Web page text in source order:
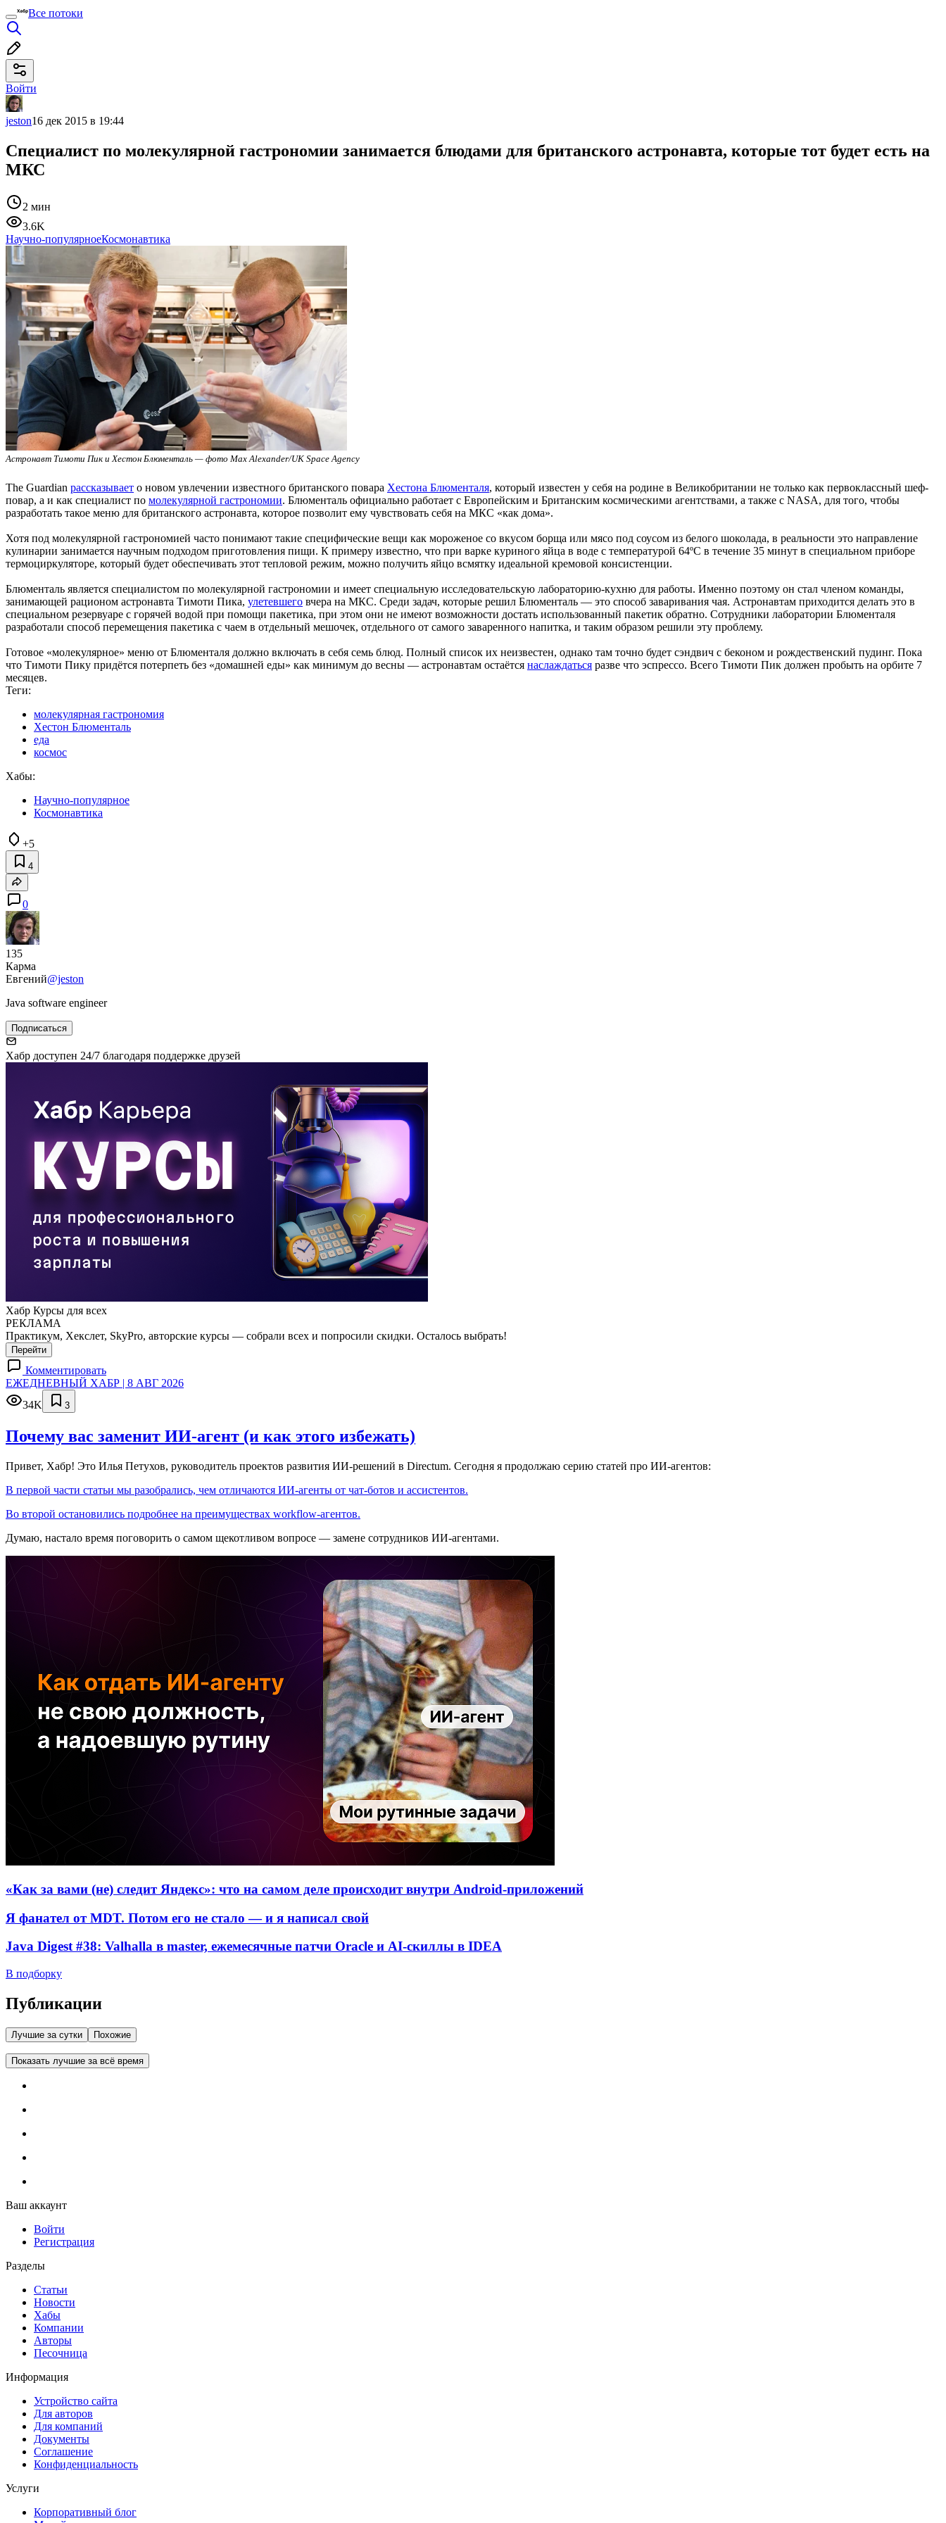
Все потоки
Войти
jeston16 дек 2015 в 19:44
Специалист по молекулярной гастрономии занимается блюдами для британского астронавта, которые тот будет есть на
МКС
2 мин
3.6K
Научно-популярноеКосмонавтика
Астронавт Тимоти Пик и Хестон Блюменталь — фото Max Alexander/UK Space Agency
The Guardian рассказывает о новом увлечении известного британского повара Хестона Блюменталя, который известен у себя на родине в Великобритании не только как первоклассный шеф-
повар, а и как специалист по молекулярной гастрономии. Блюменталь официально работает с Европейским и Британским космическими агентствами, а также с NASA, для того, чтобы
разработать такое меню для британского астронавта, которое позволит ему чувствовать себя на МКС «как дома».
Хотя под молекулярной гастрономией часто понимают такие специфические вещи как мороженое со вкусом борща или мясо под соусом из белого шоколада, в реальности это направление
кулинарии занимается научным подходом приготовления пищи. К примеру известно, что при варке куриного яйца в воде с температурой 64ºC в течение 35 минут в специальном приборе
термоциркуляторе, который будет обеспечивать этот тепловой режим, можно получить яйцо всмятку идеальной кремовой консистенции.
Блюменталь является специалистом по молекулярной гастрономии и имеет специальную исследовательскую лабораторию-кухню для работы. Именно поэтому он стал членом команды,
занимающей рационом астронавта Тимоти Пика, улетевшего вчера на МКС. Среди задач, которые решил Блюменталь — это способ заваривания чая. Астронавтам приходится делать это в
специальном резервуаре с горячей водой при помощи пакетика, при этом они не имеют возможности достать использованный пакетик обратно. Сотрудники лаборатории Блюменталя
разработали способ перемещения пакетика с чаем в отдельный мешочек, отдельного от самого заваренного напитка, и таким образом решили эту проблему.
Готовое «молекулярное» меню от Блюменталя должно включать в себя семь блюд. Полный список их неизвестен, однако там точно будет сэндвич с беконом и рождественский пудинг. Пока
что Тимоти Пику придётся потерпеть без «домашней еды» как минимум до весны — астронавтам остаётся наслаждаться разве что эспрессо. Всего Тимоти Пик должен пробыть на орбите 7
месяцев.
Теги:
молекулярная гастрономия
Хестон Блюменталь
еда
космос
Хабы:
Научно-популярное
Космонавтика
+5
4
0
135
Карма
Евгений@jeston
Java software engineer
Подписаться
Хабр доступен 24/7 благодаря поддержке друзей
Хабр Курсы для всех
РЕКЛАМА
Практикум, Хекслет, SkyPro, авторские курсы — собрали всех и попросили скидки. Осталось выбрать!
Перейти
Комментировать
ЕЖЕДНЕВНЫЙ ХАБР | 8 АВГ 2026
34K
3
Почему вас заменит ИИ‑агент (и как этого избежать)
Привет, Хабр! Это Илья Петухов, руководитель проектов развития ИИ-решений в Directum. Сегодня я продолжаю серию статей про ИИ-агентов:
В первой части статьи мы разобрались, чем отличаются ИИ-агенты от чат-ботов и ассистентов.
Во второй остановились подробнее на преимуществах workflow-агентов.
Думаю, настало время поговорить о самом щекотливом вопросе — замене сотрудников ИИ-агентами.
«Как за вами (не) следит Яндекс»: что на самом деле происходит внутри Android-приложений
Я фанател от MDT. Потом его не стало — и я написал свой
Java Digest #38: Valhalla в master, ежемесячные патчи Oracle и AI-скиллы в IDEA
В подборку
Публикации
Лучшие за сутки Похожие
Показать лучшие за всё время
Ваш аккаунт
Войти
Регистрация
Разделы
Статьи
Новости
Хабы
Компании
Авторы
Песочница
Информация
Устройство сайта
Для авторов
Для компаний
Документы
Соглашение
Конфиденциальность
Услуги
Корпоративный блог